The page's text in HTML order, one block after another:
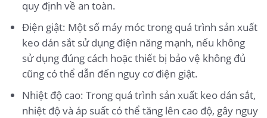
quy định về an toàn.
Điện giật: Một số máy móc trong quá trình sản xuất
keo dán sắt sử dụng điện năng mạnh, nếu không
sử dụng đúng cách hoặc thiết bị bảo vệ không đủ
cũng có thể dẫn đến nguy cơ điện giật.
Nhiệt độ cao: Trong quá trình sản xuất keo dán sắt,
nhiệt độ và áp suất có thể tăng lên cao độ, gây nguy